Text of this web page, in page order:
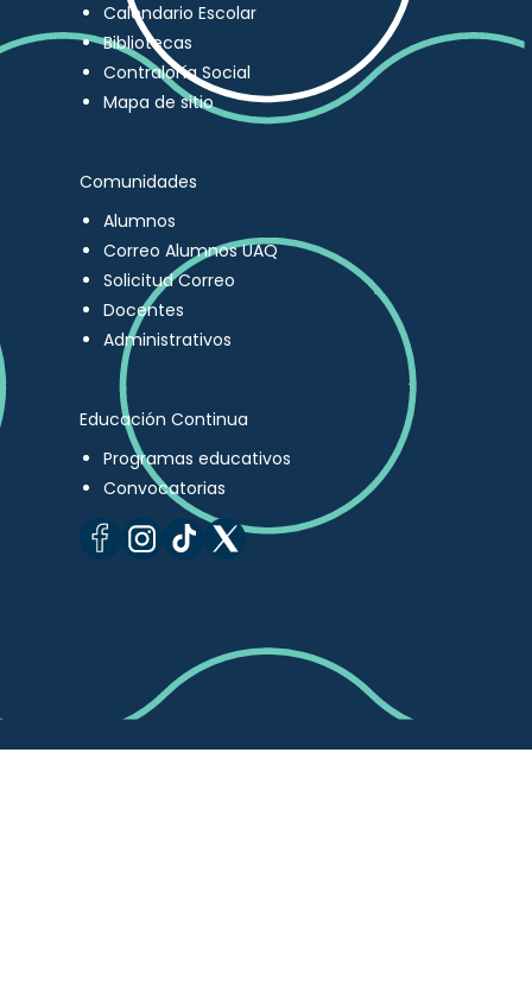
Calendario Escolar
Bibliotecas
Contraloría Social
Mapa de sitio
Comunidades
Alumnos
Correo Alumnos UAQ
Solicitud Correo
Docentes
Administrativos
Educación Continua
Programas educativos
Convocatorias